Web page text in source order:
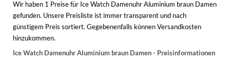
SCHUHZUBEHÖR
SNEAKERS
STIEFEL
Wir haben 1 Preise für Ice Watch Damenuhr Aluminium braun Damen
gefunden. Unsere Preisliste ist immer transparent und nach
günstigem Preis sortiert. Gegebenenfalls können Versandkosten
hinzukommen.
Ice Watch Damenuhr Aluminium braun Damen - Preisinformationen